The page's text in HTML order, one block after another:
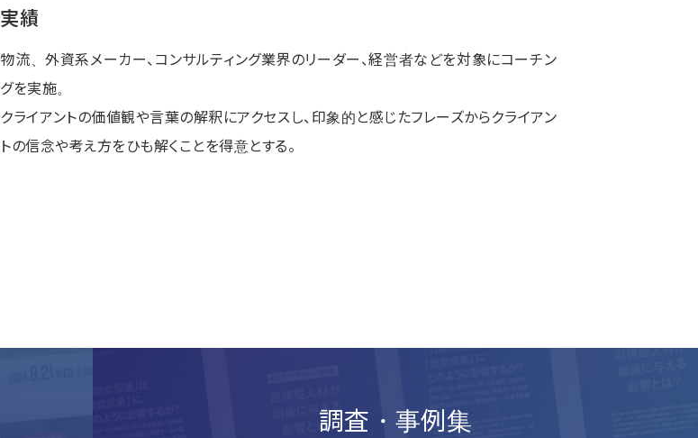
実績
物流、外資系メーカー、コンサルティング業界のリーダー、経営者などを対象にコーチン
グを実施。
クライアントの価値観や言葉の解釈にアクセスし、印象的と感じたフレーズからクライアン
トの信念や考え方をひも解くことを得意とする。
調査・事例集